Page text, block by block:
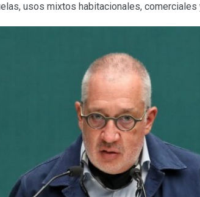
usos mixtos habitacionales, comerciales